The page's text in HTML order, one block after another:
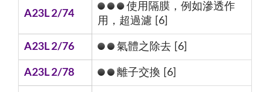
A23L 2/74
使用隔膜，例如滲透作
用，超過濾 [6]
A23L 2/76 氣體之除去 [6]
A23L 2/78 離子交換 [6]